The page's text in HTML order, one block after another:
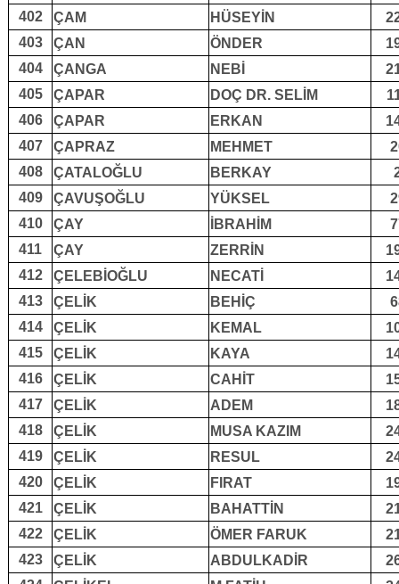
402
ÇAM HÜSEYİN
403
ÇAN ÖNDER
404
ÇANGA NEBİ
405
ÇAPAR DOÇ DR. SELİM
406
ÇAPAR ERKAN
407
ÇAPRAZ MEHMET
408
ÇATALOĞLU BERKAY
409
ÇAVUŞOĞLU YÜKSEL
410
ÇAY İBRAHİM
411
ÇAY ZERRİN
412
ÇELEBİOĞLU NECATİ
413
ÇELİK BEHİÇ
414
ÇELİK KEMAL
415
ÇELİK KAYA
416
ÇELİK CAHİT
417
ÇELİK ADEM
418
ÇELİK MUSA KAZIM
419
ÇELİK RESUL
420
ÇELİK FIRAT
421
ÇELİK BAHATTİN
422
ÇELİK ÖMER FARUK
423
ÇELİK ABDULKADİR